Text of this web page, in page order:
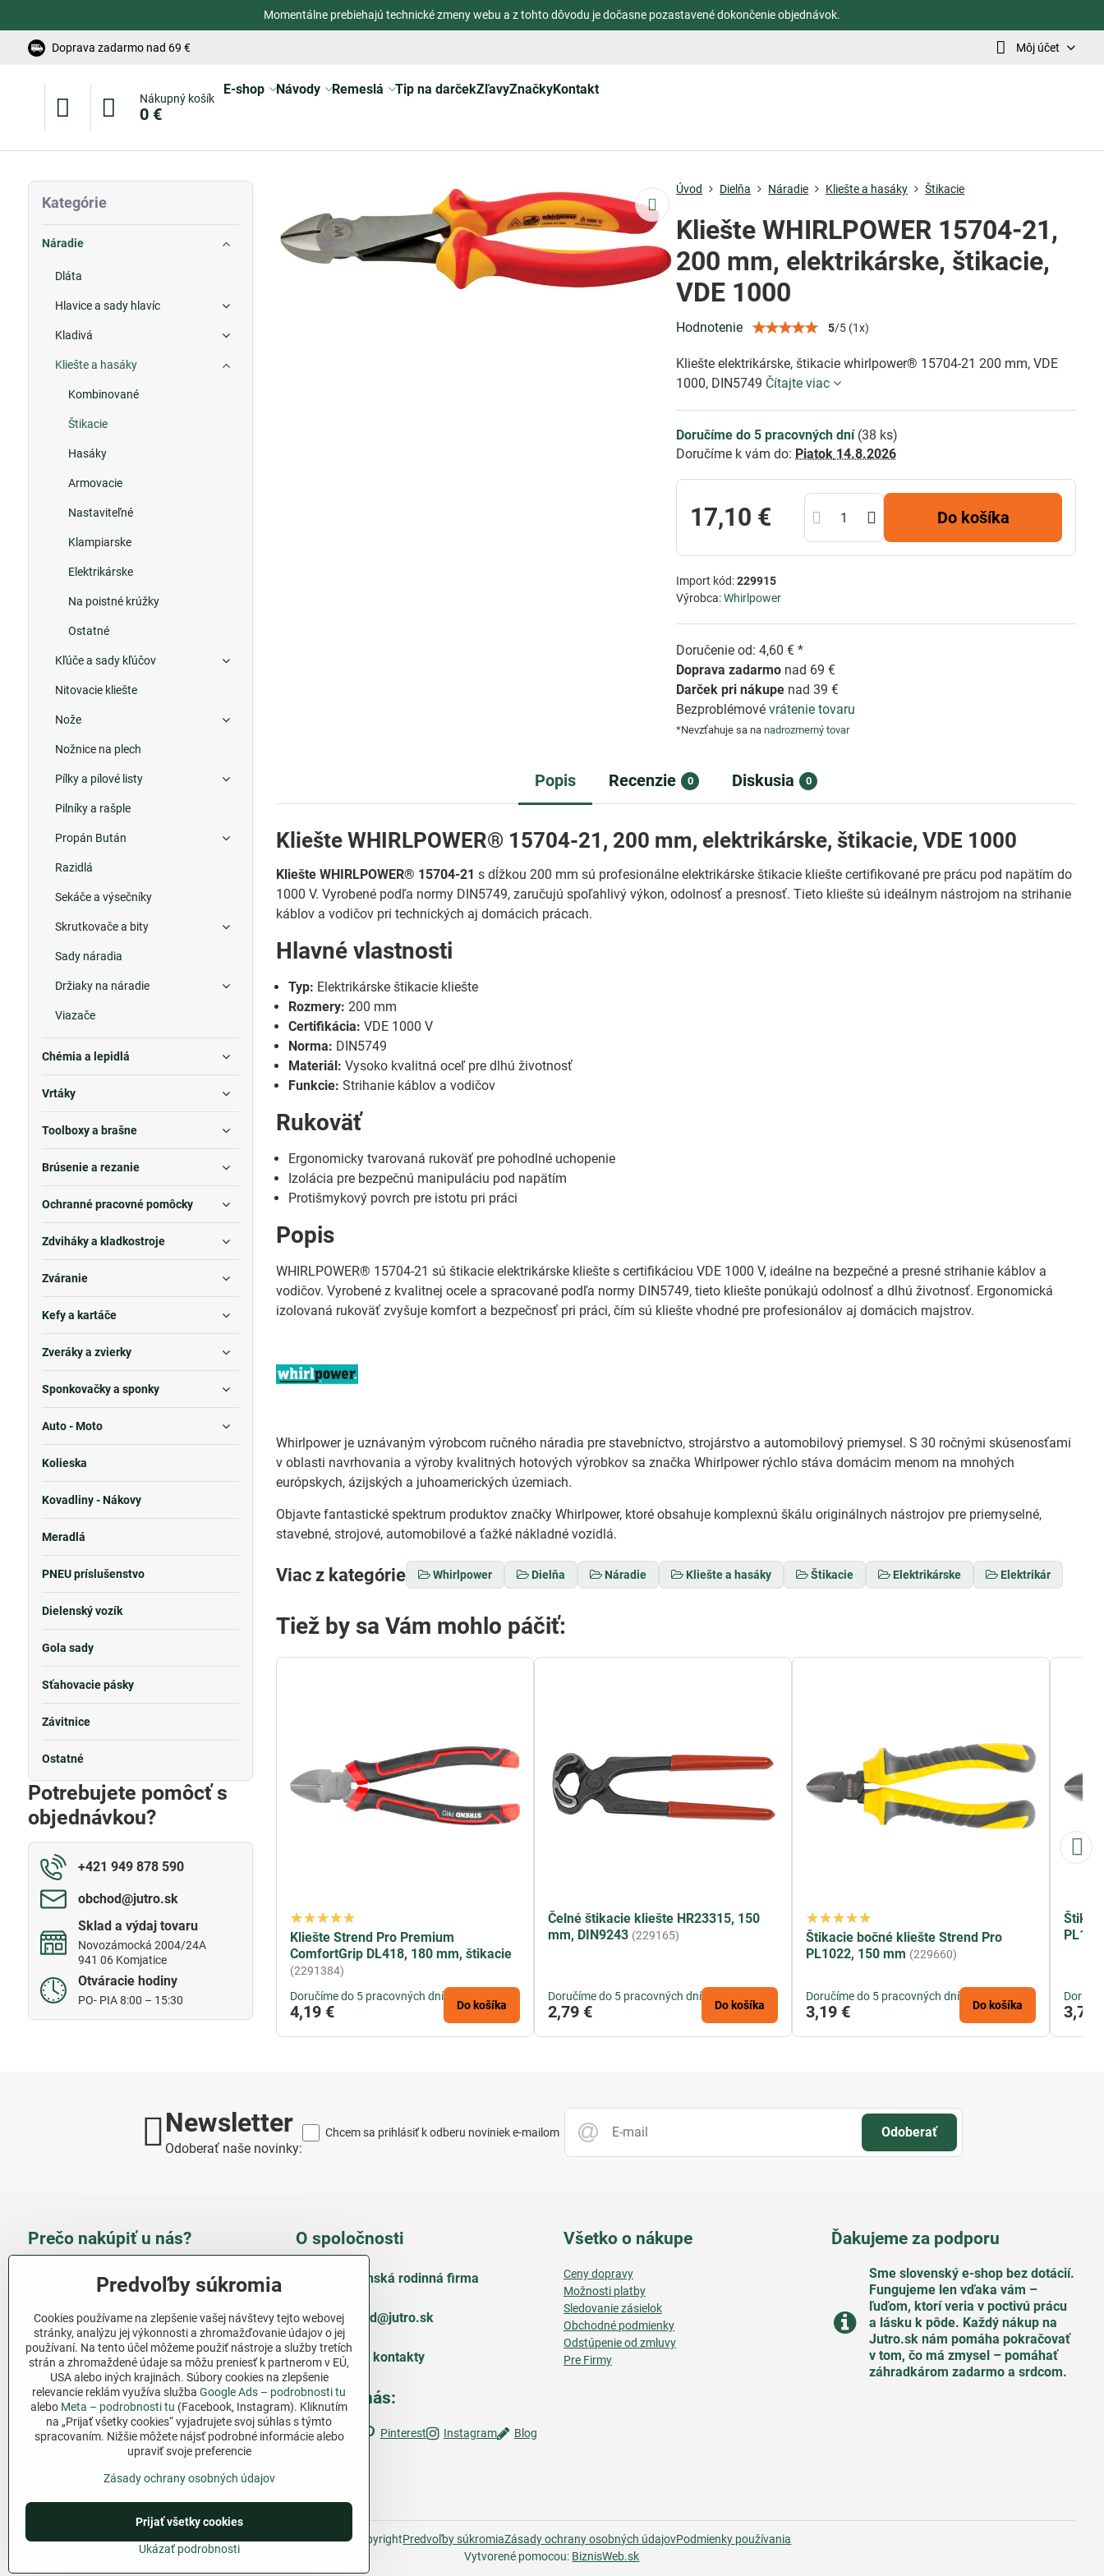
Momentálne prebiehajú technické zmeny webu a z tohto dôvodu je dočasne pozastavené dokončenie objednávok.
Doprava zadarmo nad 69 € Môj účet
Nákupný košík
0 €
E-shop Návody Remeslá Tip na darčekZľavyZnačkyKontakt
Úvod Dielňa Náradie Kliešte a hasáky Štikacie
Kliešte WHIRLPOWER 15704-21,
200 mm, elektrikárske, štikacie,
VDE 1000
Hodnotenie 5/5 (1x)
Kliešte elektrikárske, štikacie whirlpower® 15704-21 200 mm, VDE
1000, DIN5749 Čítajte viac
Doručíme do 5 pracovných dní (38 ks)
Doručíme k vám do: Piatok 14.8.2026
17,10 € Do košíka
Import kód:229915
Výrobca:Whirlpower
Doručenie od: 4,60 € *
Doprava zadarmo nad 69 €
Darček pri nákupe nad 39 €
Bezproblémovévrátenie tovaru
*Nevzťahuje sa nanadrozmerný tovar
Popis Recenzie 0 Diskusia 0
Kliešte WHIRLPOWER® 15704-21, 200 mm, elektrikárske, štikacie, VDE 1000
Kliešte WHIRLPOWER® 15704-21 s dĺžkou 200 mm sú profesionálne elektrikárske štikacie kliešte certifikované pre prácu pod napätím do
1000 V. Vyrobené podľa normy DIN5749, zaručujú spoľahlivý výkon, odolnosť a presnosť. Tieto kliešte sú ideálnym nástrojom na strihanie
káblov a vodičov pri technických aj domácich prácach.
Hlavné vlastnosti
Typ: Elektrikárske štikacie kliešte
Rozmery: 200 mm
Certifikácia: VDE 1000 V
Norma: DIN5749
Materiál: Vysoko kvalitná oceľ pre dlhú životnosť
Funkcie: Strihanie káblov a vodičov
Rukoväť
Ergonomicky tvarovaná rukoväť pre pohodlné uchopenie
Izolácia pre bezpečnú manipuláciu pod napätím
Protišmykový povrch pre istotu pri práci
Popis
WHIRLPOWER® 15704-21 sú štikacie elektrikárske kliešte s certifikáciou VDE 1000 V, ideálne na bezpečné a presné strihanie káblov a
vodičov. Vyrobené z kvalitnej ocele a spracované podľa normy DIN5749, tieto kliešte ponúkajú odolnosť a dlhú životnosť. Ergonomická
izolovaná rukoväť zvyšuje komfort a bezpečnosť pri práci, čím sú kliešte vhodné pre profesionálov aj domácich majstrov.
Whirlpower je uznávaným výrobcom ručného náradia pre stavebníctvo, strojárstvo a automobilový priemysel. S 30 ročnými skúsenosťami
v oblasti navrhovania a výroby kvalitných hotových výrobkov sa značka Whirlpower rýchlo stáva domácim menom na mnohých
európskych, ázijských a juhoamerických územiach.
Objavte fantastické spektrum produktov značky Whirlpower, ktoré obsahuje komplexnú škálu originálnych nástrojov pre priemyselné,
stavebné, strojové, automobilové a ťažké nákladné vozidlá.
Viac z kategórie Whirlpower Dielňa Náradie Kliešte a hasáky Štikacie Elektrikárske Elektrikár
Tiež by sa Vám mohlo páčiť:
Kliešte Strend Pro Premium
ComfortGrip DL418, 180 mm, štikacie
(2291384)
Doručíme do 5 pracovných dní
4,19 € Do košíka
Čelné štikacie kliešte HR23315, 150
mm, DIN9243 (229165)
Doručíme do 5 pracovných dní
2,79 € Do košíka
Štikacie bočné kliešte Strend Pro
PL1022, 150 mm (229660)
Doručíme do 5 pracovných dní
3,19 € Do košíka 3,79
Kategórie
Náradie
Dláta
Hlavice a sady hlavíc
Kladivá
Kliešte a hasáky
Kombinované
Štikacie
Hasáky
Armovacie
Nastaviteľné
Klampiarske
Elektrikárske
Na poistné krúžky
Ostatné
Kľúče a sady kľúčov
Nitovacie kliešte
Nože
Nožnice na plech
Pílky a pílové listy
Pilníky a rašple
Propán Bután
Razidlá
Sekáče a výsečníky
Skrutkovače a bity
Sady náradia
Držiaky na náradie
Viazače
Chémia a lepidlá
Vrtáky
Toolboxy a brašne
Brúsenie a rezanie
Ochranné pracovné pomôcky
Zdviháky a kladkostroje
Zváranie
Kefy a kartáče
Zveráky a zvierky
Sponkovačky a sponky
Auto - Moto
Kolieska
Kovadliny - Nákovy
Meradlá
PNEU príslušenstvo
Dielenský vozík
Gola sady
Sťahovacie pásky
Závitnice
Ostatné
Potrebujete pomôcť s
objednávkou?
+421 949 878 590
obchod​@jutro​.sk
Sklad a výdaj tovaru
Novozámocká 2004/24A
941 06 Komjatice
Otváracie hodiny
PO- PIA 8:00 – 15:30
Newsletter
Odoberať naše novinky:
Odoberať
Chcem sa prihlásiť k odberu noviniek e-mailom
Prečo nakúpiť u nás?
Takmer 100 % spokojných
zákazníkov
Nízka cena produktov - ušetríte
Rýchla komunikácia - mail
Pri nákupe nad 69 € doprava
zadarmo
Pri nákupe nad 39 € darček na
O spoločnosti
Slovenská rodinná firma
obchod​@jutro​.sk
Ďalšie kontakty
Sledujte nás:
Facebook Pinterest Instagram Blog
Všetko o nákupe
Ceny dopravy
Možnosti platby
Sledovanie zásielok
Obchodné podmienky
Odstúpenie od zmluvy
Pre Firmy
Ďakujeme za podporu
Sme slovenský e-shop bez dotácií​.
Fungujeme len vďaka vám –
ľuďom, ktorí veria v poctivú prácu
a lásku k pôde​. Každý nákup na
Jutro​.sk nám pomáha pokračovať
v tom, čo má zmysel – pomáhať
záhradkárom zadarmo a srdcom​.
©2026CopyrightPredvoľby súkromiaZásady ochrany osobných údajovPodmienky používania
Vytvorené pomocou: BiznisWeb.sk
Predvoľby súkromia
Cookies používame na zlepšenie vašej návštevy tejto webovej
stránky, analýzu jej výkonnosti a zhromažďovanie údajov o jej
používaní. Na tento účel môžeme použiť nástroje a služby tretích
strán a zhromaždené údaje sa môžu preniesť k partnerom v EÚ,
USA alebo iných krajinách. Súbory cookies na zlepšenie
relevancie reklám využíva služba Google Ads – podrobnosti tu
alebo Meta – podrobnosti tu (Facebook, Instagram). Kliknutím
na „Prijať všetky cookies“ vyjadrujete svoj súhlas s týmto
spracovaním. Nižšie môžete nájsť podrobné informácie alebo
upraviť svoje preferencie
Zásady ochrany osobných údajov
Ukázať podrobnosti
Prijať všetky cookies